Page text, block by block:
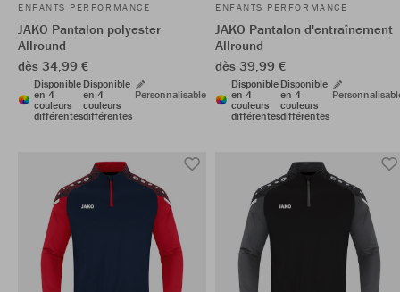
ENFANTS PERFORMANCE
JAKO Pantalon polyester
Allround
dès 34,99 €
Disponible
en 4
couleurs
différentes
Disponible
en 4
couleurs
différentes
Personnalisable
ENFANTS PERFORMANCE
JAKO Pantalon d'entraînement
Allround
dès 39,99 €
Disponible
en 4
couleurs
différentes
Disponible
en 4
couleurs
différentes